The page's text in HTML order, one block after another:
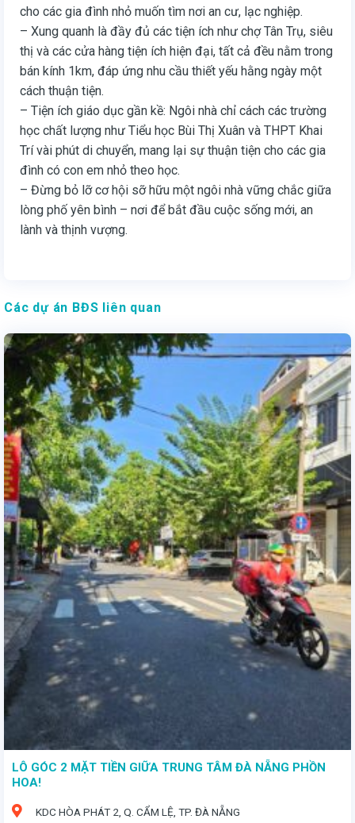
cho các gia đình nhỏ muốn tìm nơi an cư, lạc nghiệp.
– Xung quanh là đầy đủ các tiện ích như chợ Tân Trụ, siêu
thị và các cửa hàng tiện ích hiện đại, tất cả đều nằm trong
bán kính 1km, đáp ứng nhu cầu thiết yếu hằng ngày một
cách thuận tiện.
– Tiện ích giáo dục gần kề: Ngôi nhà chỉ cách các trường
học chất lượng như Tiểu học Bùi Thị Xuân và THPT Khai
Trí vài phút di chuyển, mang lại sự thuận tiện cho các gia
đình có con em nhỏ theo học.
– Đừng bỏ lỡ cơ hội sỡ hữu một ngôi nhà vững chắc giữa
lòng phố yên bình – nơi để bắt đầu cuộc sống mới, an
lành và thịnh vượng.
Các dự án BĐS liên quan
LÔ GÓC 2 MẶT TIỀN GIỮA TRUNG TÂM ĐÀ NẴNG PHỒN
HOA!
KDC HÒA PHÁT 2, Q. CẨM LỆ, TP. ĐÀ NẴNG